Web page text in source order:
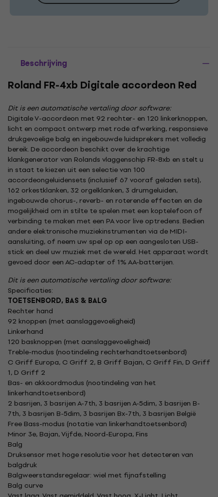
Beschrijving
Roland FR-4xb Digitale accordeon Red
Dit is een automatische vertaling door software:
Digitale V-accordeon met 92 rechter- en 120 linkerknoppen,
licht en compact ontwerp met rode afwerking, responsieve
drukgevoelige balg en ingebouwde luidsprekers met volledig
bereik. De accordeon beschikt over de krachtige
klankgenerator van Rolands vlaggenschip FR-8xb en stelt u
in staat te kiezen uit een selectie van 100
accordeongeluidensets (inclusief 67 vooraf geladen sets),
162 orkestklanken, 32 orgelklanken, 3 drumgeluiden,
ingebouwde chorus-, reverb- en roterende effecten en de
mogelijkheid om in stilte te spelen met een koptelefoon of
verbinding te maken met een PA voor live optredens. Bedien
andere elektronische muziekinstrumenten via de MIDI-
aansluiting, of neem uw spel op op een aangesloten USB-
stick en deel uw muziek met de wereld. Het apparaat wordt
gevoed door een AC-adapter of 1% AA-batterijen.
Dit is een automatische vertaling door software:
Specificaties:
TOETSENBORD, BAS & BALG
Rechter hand
92 knoppen (met aanslaggevoeligheid)
Linkerhand
120 basknoppen (met aanslaggevoeligheid)
Treble-modus (nootindeling rechterhandtoetsenbord)
C Griff Europa, C Griff 2, B Griff Bajan, C Griff Fin, D Griff
1, D Griff 2
Bas- en akkoordmodus (nootindeling van het
linkerhandtoetsenbord)
2 basrijen, 3 basrijen A-7th, 3 basrijen A-5dim, 3 basrijen B-
7th, 3 basrijen B-5dim, 3 basrijen Bx-7th, 3 basrijen België
Free Bass-modus (notatie van linkerhandtoetsenbord)
Minor 3e, Bajan, Vijfde, Noord-Europa, Fins
Balg
Druksensor met hoge resolutie voor het detecteren van
balgdruk
Balgweerstandsregelaar: wiel met fijnafstelling
Balg curve